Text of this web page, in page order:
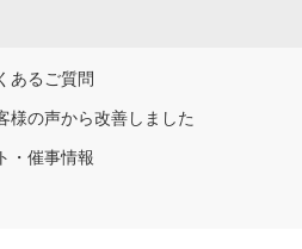
あるご質問
様の声から改善しました
・催事情報